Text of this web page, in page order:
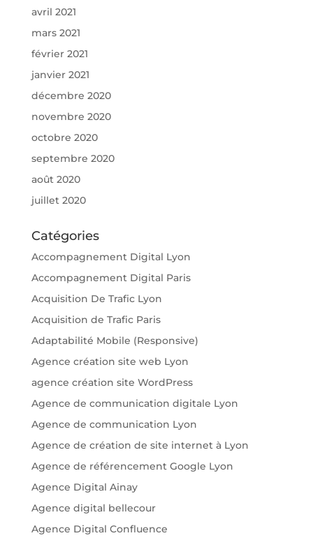
avril 2021
mars 2021
février 2021
janvier 2021
décembre 2020
novembre 2020
octobre 2020
septembre 2020
août 2020
juillet 2020
Catégories
Accompagnement Digital Lyon
Accompagnement Digital Paris
Acquisition De Trafic Lyon
Acquisition de Trafic Paris
Adaptabilité Mobile (Responsive)
Agence création site web Lyon
agence création site WordPress
Agence de communication digitale Lyon
Agence de communication Lyon
Agence de création de site internet à Lyon
Agence de référencement Google Lyon
Agence Digital Ainay
Agence digital bellecour
Agence Digital Confluence